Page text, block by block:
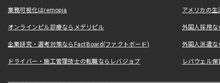
業務可視化はremopia アメリカの
オンラインピル診療ならメデリピル 外国人採用
企業研究・選考対策ならFactBoard(ファクトボード) 外国人派遣な
ドライバー・施工管理技士の転職ならレバジョブ レバウェル